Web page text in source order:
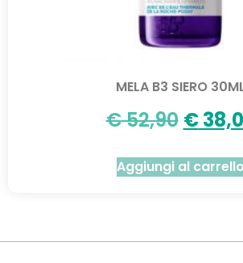
MELA B3 SIERO
€52,90 €
Aggiungi al carrello